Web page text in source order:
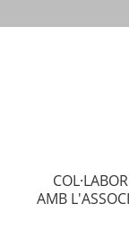
AMB